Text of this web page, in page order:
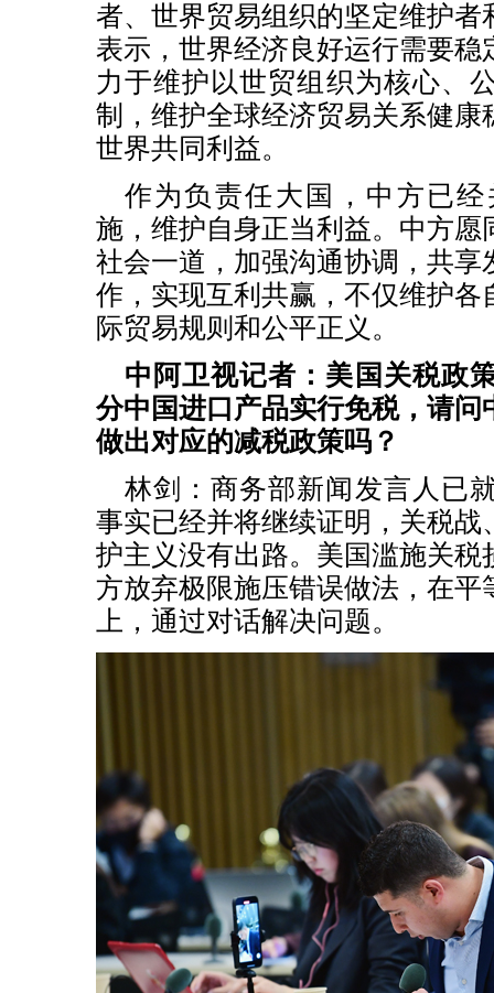
者、世界贸易组织的坚定维护者
表示，世界经济良好运行需要稳
力于维护以世贸组织为核心、
制，维护全球经济贸易关系健康
世界共同利益。
作为负责任大国，中方已
施，维护自身正当利益。中方愿
社会一道，加强沟通协调，共享
作，实现互利共赢，不仅维护各
际贸易规则和公平正义。
中阿卫视记者：美国关税政
分中国进口产品实行免税，请问
做出对应的减税政策吗？
林剑：商务部新闻发言人已
事实已经并将继续证明，关税战
护主义没有出路。美国滥施关税
方放弃极限施压错误做法，在平
上，通过对话解决问题。